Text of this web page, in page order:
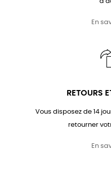
En
RETOURS
Vous disposez de 14
retourner
En